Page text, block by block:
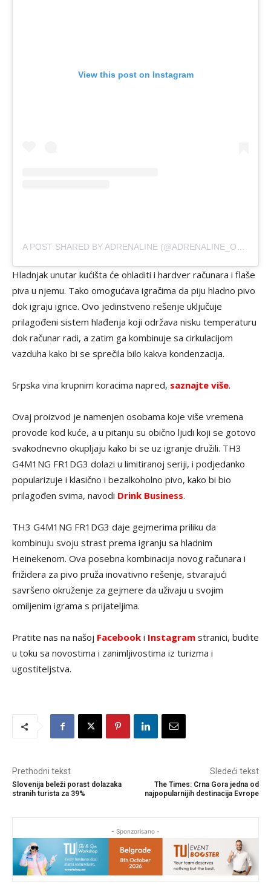
View this post on Instagram
A POST SHARED BY ADRENALINE (@ADRENALINE_OFICIAL)
Hladnjak unutar kućišta će ohladiti i hardver računara i flaše
piva u njemu. Tako omogućava igračima da piju hladno pivo
dok igraju igrice. Ovo jedinstveno rešenje uključuje
prilagođeni sistem hlađenja koji održava nisku temperaturu
dok računar radi, a zatim ga kombinuje sa cirkulacijom
vazduha kako bi se sprečila bilo kakva kondenzacija.
Srpska vina krupnim koracima napred, saznajte više.
Ovaj proizvod je namenjen osobama koje više vremena
provode kod kuće, a u pitanju su obično ljudi koji se gotovo
svakodnevno okupljaju kako bi se uz igranje družili. TH3
G4M1NG FR1DG3 dolazi u limitiranoj seriji, i podjedanko
popularizuje i klasično i bezalkoholno pivo, kako bi bio
prilagođen svima, navodi Drink Business.
TH3 G4M1NG FR1DG3 daje gejmerima priliku da
kombinuju svoju strast prema igranju sa hladnim
Heinekenom. Ova posebna kombinacija novog računara i
frižidera za pivo pruža inovativno rešenje, stvarajući
savršeno okruženje za gejmere da uživaju u svojim
omiljenim igrama s prijateljima.
Pratite nas na našoj Facebook i Instagram stranici, budite
u toku sa novostima i zanimljivostima iz turizma i
ugostiteljstva.
Prethodni tekst
Slovenija beleži porast dolazaka
stranih turista za 39%
Sledeći tekst
The Times: Crna Gora jedna od
najpopularnijih destinacija Evrope
- Sponzorisano -